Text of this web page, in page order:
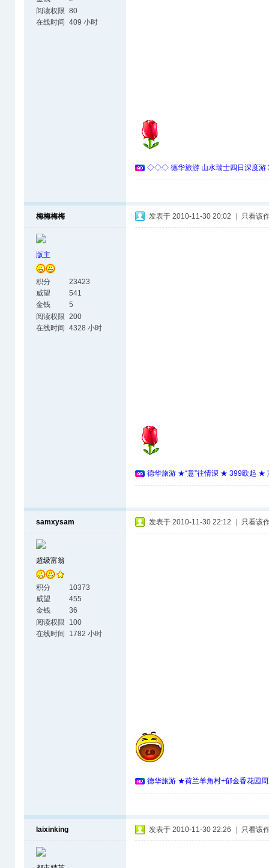
阅读权限 80
在线时间 409 小时
◇◇◇ 德华旅游 山水瑞士四日深度
梅梅梅梅
版主
积分
23423
威望
541
金钱
5
阅读权限 200
在线时间 4328 小时
发表于 2010-11-30 20:02 只看该
德华旅游 ★“意”往情深 ★ 399欧起 ★
samxysam
超级富翁
积分
10373
威望
455
金钱
36
阅读权限
100
在线时间
1782 小时
发表于 2010-11-30 22:12 只看该
德华旅游 ★荷兰羊角村+郁金香花园
laixinking 发表于 2010-11-30 22:26 只看该